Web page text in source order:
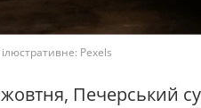
Pexels
Печерський